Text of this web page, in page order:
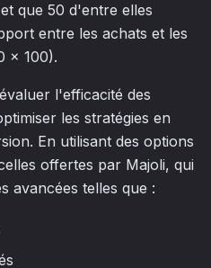
que 50 d'entre elles
entre les achats et les
x 100).
l'efficacité des
les stratégies en
En utilisant des options
offertes par Majoli, qui
avancées telles que :